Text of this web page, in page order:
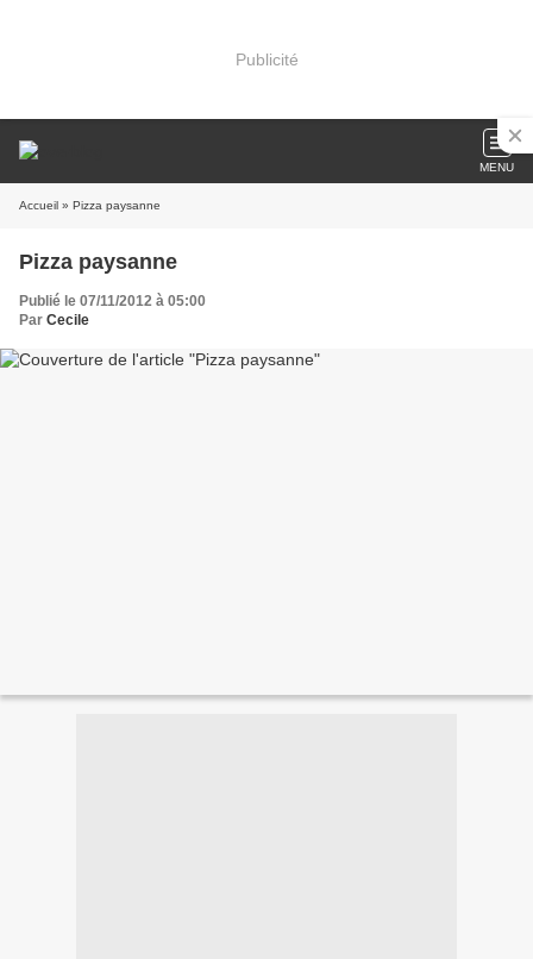
Publicité
MENU
Accueil » Pizza paysanne
Pizza paysanne
Publié le 07/11/2012 à 05:00
Par Cecile